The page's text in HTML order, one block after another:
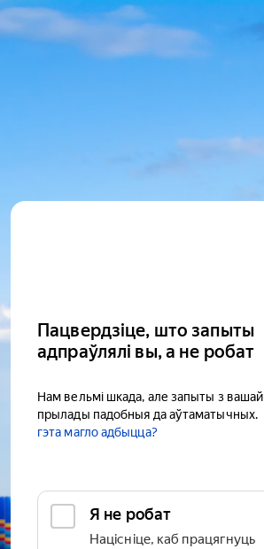
Пацвердзіце, што запыты
адпраўлялі вы, а не робат
Нам вельмі шкада, але запыты з вашай
прылады падобныя да аўтаматычных.
гэта магло адбыцца?
Я не робат
Націсніце, каб працягнуць